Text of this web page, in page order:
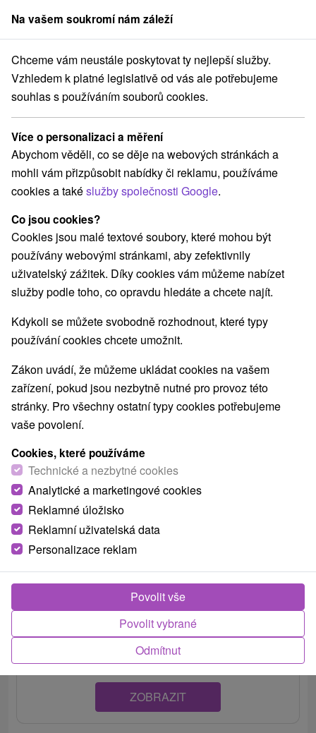
člen skupinySorger
Penzióny Východné Slovensko Prešovský kraj Bardejov
Penzióny Bardejov
Kategorie
Všechny kategorie
Hotely na Slovensku (6)
Apartmány(2) Penzióny(5) Priváty(1)
Vyberte lokalitu nebo termín
VŠECHNY NEJLEVNĚJŠÍ NEJDRAŽŠÍ PODLE
Penzión Jaja Bardejov
Ubytovanie v údolí Bardejovských Kúpeľov, v oáze relaxu,
pohody a zdravia, v dvojlôžkových...
ZOBRAZIT
Na vašem soukromí nám záleží
Chceme vám neustále poskytovat ty nejlepší služby.
Vzhledem k platné legislativě od vás ale potřebujeme
souhlas s používáním souborů cookies.
Více o personalizaci a měření
Abychom věděli, co se děje na webových stránkách a
mohli vám přizpůsobit nabídky či reklamu, používáme
cookies a takéslužby společnosti Google.
Co jsou cookies?
Cookies jsou malé textové soubory, které mohou být
používány webovými stránkami, aby zefektivnily
uživatelský zážitek. Díky cookies vám můžeme nabízet
služby podle toho, co opravdu hledáte a chcete najít.
Kdykoli se můžete svobodně rozhodnout, které typy
používání cookies chcete umožnit.
Zákon uvádí, že můžeme ukládat cookies na vašem
zařízení, pokud jsou nezbytně nutné pro provoz této
stránky. Pro všechny ostatní typy cookies potřebujeme
vaše povolení.
Cookies, které používáme
Technické a nezbytné cookies
Analytické a marketingové cookies
Reklamné úložisko
Reklamní uživatelská data
Personalizace reklam
Odmítnut
Povolit vybrané
Povolit vše